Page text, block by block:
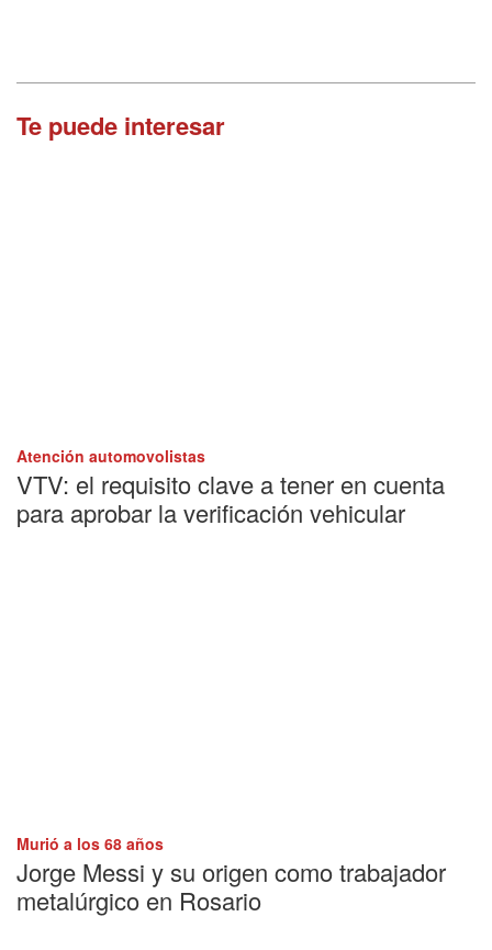
Te puede interesar
Atención automovolistas
VTV: el requisito clave a tener en cuenta
para aprobar la verificación vehicular
Murió a los 68 años
Jorge Messi y su origen como trabajador
metalúrgico en Rosario